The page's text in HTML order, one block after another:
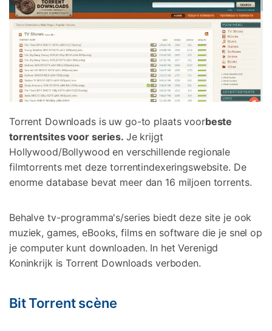
Torrent Downloads is uw go-to plaats voorbeste
torrentsites voor series. Je krijgt
Hollywood/Bollywood en verschillende regionale
filmtorrents met deze torrentindexeringswebsite. De
enorme database bevat meer dan 16 miljoen torrents.
Behalve tv-programma's/series biedt deze site je ook
muziek, games, eBooks, films en software die je snel op
je computer kunt downloaden. In het Verenigd
Koninkrijk is Torrent Downloads verboden.
Bit Torrent scène